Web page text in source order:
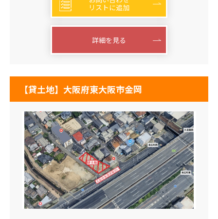
リストに追加
詳細を見る
【貸土地】大阪府東大阪市金岡